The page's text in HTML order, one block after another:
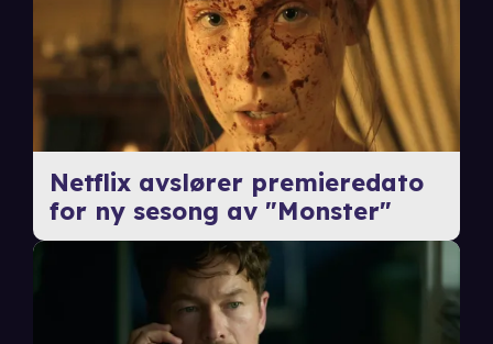
Netflix avslører premieredato
for ny sesong av "Monster"